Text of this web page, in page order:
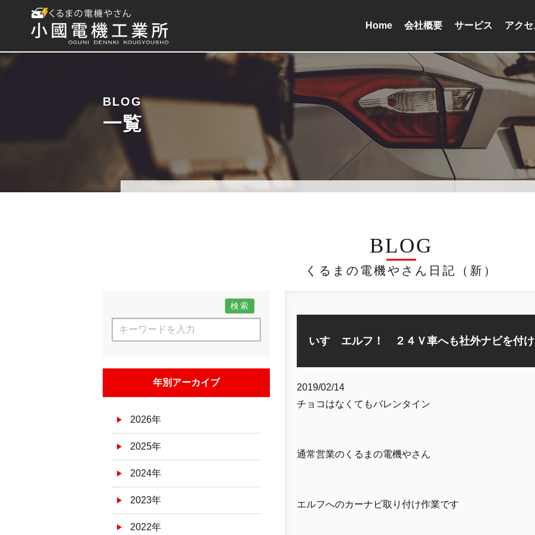
Home 会社概要 サービス アクセ
BLOG
一覧
BLOG
くるまの電機やさん日記（新）
検索
年別アーカイブ
2026年
2025年
2024年
2023年
2022年
いすゞエルフ！ ２４Ｖ車へも社外ナビを付け
2019/02/14
チョコはなくてもバレンタイン
通常営業のくるまの電機やさん
エルフへのカーナビ取り付け作業です